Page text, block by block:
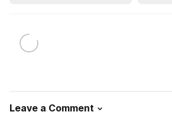
Leave a Comment